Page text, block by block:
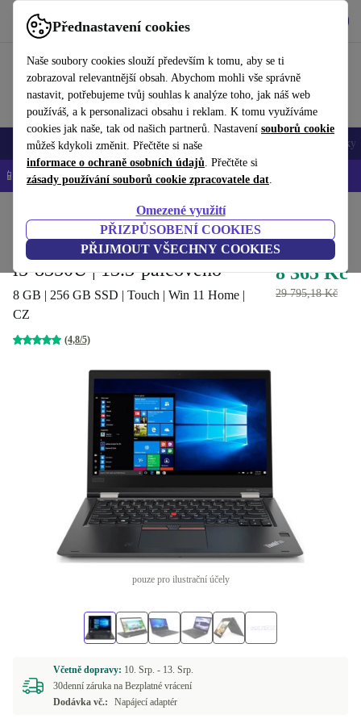
Přednastavení cookies
Naše soubory cookies slouží především k tomu, aby se ti
zobrazoval relevantnější obsah. Abychom mohli vše správně
nastavit, potřebujeme tvůj souhlas k analýze toho, jak náš web
používáš, a k personalizaci obsahu i reklam. K tomu využíváme
cookies jak naše, tak od našich partnerů. Nastavení souborů cookie
můžeš kdykoli změnit. Přečtěte si naše
informace o ochraně osobních údajů. Přečtěte si
zásady používání souborů cookie zpracovatele dat.
Omezené využití
PŘIZPŮSOBENÍ COOKIES
PŘIJMOUT VŠECHNY COOKIES
Používejte refurbed rychle a snadno
Mobily a smartphony Notebooky Tablety Doplňky
📱 -5 % NAVÍC na všechny iPhony – kód: IPHONEDEAL-
Notebooky Notebooky Lenovo
Lenovo ThinkPad Yoga X380 |
i5-8350U | 13.3-palcového
8 GB | 256 GB SSD | Touch | Win 11 Home |
CZ
(4,8/5)
8 365 Kč
29 795,18 Kč
pouze pro ilustrační účely
Včetně dopravy: 10. Srp. - 13. Srp.
30denní záruka na Bezplatné vrácení
Dodávka vč.:
Napájecí adaptér